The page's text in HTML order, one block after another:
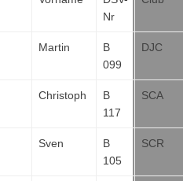
Nr
Martin
B
099
DJC
Christoph
B
117
SCA
Sven
B
105
SCR